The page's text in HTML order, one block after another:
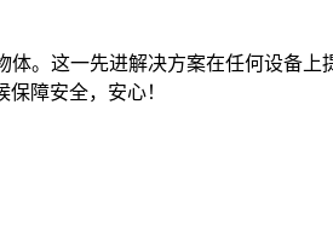
。这一先进解决方案在任何设备
障安全，安心！